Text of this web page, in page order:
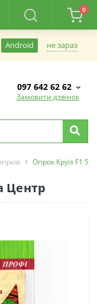
0
Android не зараз
097 642 62 62
Замовити дзвінок
Огірок Круїз F1 5
Центр